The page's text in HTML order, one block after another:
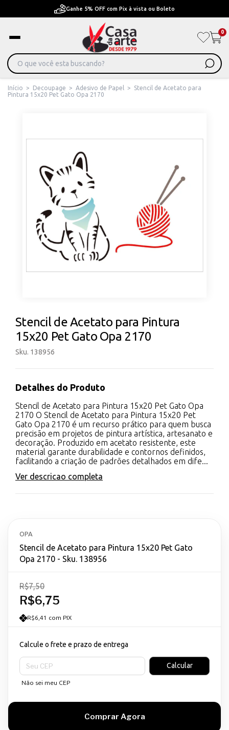
Pague em Até 6x sem juros ou ate 12x com juros
0
Início > Decoupage > Adesivo de Papel >
Stencil de Acetato para
Pintura 15x20 Pet Gato Opa 2170
Stencil de Acetato para Pintura
15x20 Pet Gato Opa 2170
Sku. 138956
Detalhes do Produto
Stencil de Acetato para Pintura 15x20 Pet Gato Opa
2170 O Stencil de Acetato para Pintura 15x20 Pet
Gato Opa 2170 é um recurso prático para quem busca
precisão em projetos de pintura artística, artesanato e
decoração. Produzido em acetato resistente, este
material garante durabilidade e contornos definidos,
facilitando a criação de padrões detalhados em dife...
Ver descricao completa
OPA
Stencil de Acetato para Pintura 15x20 Pet Gato
Opa 2170 - Sku. 138956
R$6,75
R$7,50
R$6,41 com PIX
Calcule o frete e prazo de entrega
Entregas para o CEP:
Calcular
Não sei meu CEP